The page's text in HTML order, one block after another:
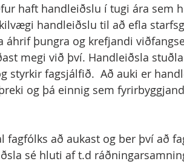
haft handleiðslu í tugi ára sem
handleiðslu til að efla
þungra og krefjandi
megi við því. Handleiðsla
styrkir fagsjálfið.  Að auki er
og þá einnig sem
að aukast og ber því að
sé hluti af t.d